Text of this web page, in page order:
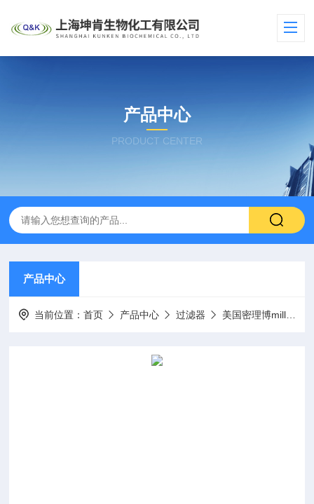
产品中心
PRODUCT CENTER
产品中心
当前位置：首页 产品中心 过滤器 美国密理博millipore